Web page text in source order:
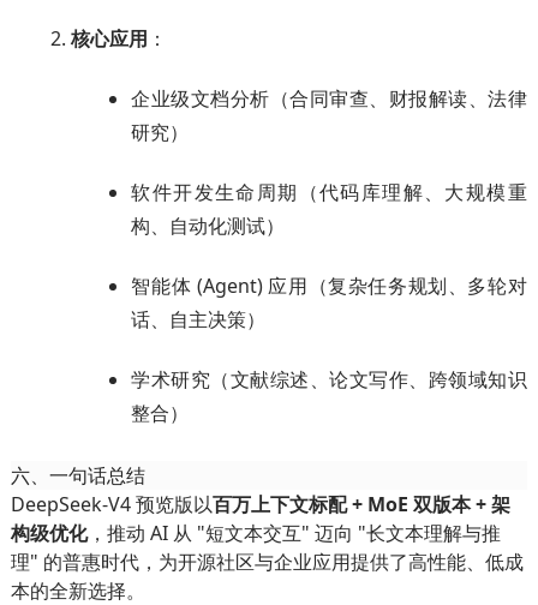
核心应用 ：
企业级文档分析（合同审查、财报解读、法律
研究）
软件开发生命周期（代码库理解、大规模重
构、自动化测试）
智能体 (Agent) 应用（复杂任务规划、多轮对
话、自主决策）
学术研究（文献综述、论文写作、跨领域知识
整合）
六、一句话总结
DeepSeek-V4 预览版以百万上下文标配 + MoE 双版本 + 架
构级优化，推动 AI 从 "短文本交互" 迈向 "长文本理解与推
理" 的普惠时代，为开源社区与企业应用提供了高性能、低成
本的全新选择。